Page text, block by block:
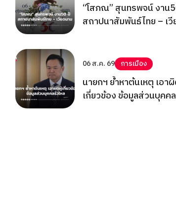
“โสภณ” สุนทรพจน์ งาน
สถาปนาสัมพันธ์ไทย – เวี
06 ส.ค. 69 การเมือง
นายกฯ ย้ำหาต้นเหตุ เอา
เกี่ยวข้อง ข้อมูลส่วนบุคค